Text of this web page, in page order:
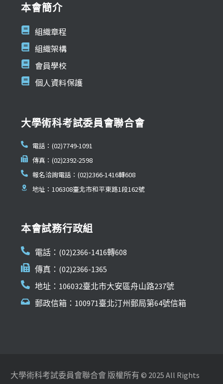
本會簡介
組織章程
組織架構
會員學校
個人資料保護
大學術科考試委員會聯合會
電話：(02)7749-1091
傳真：(02)2392-2598
報名洽詢電話：(02)2366-1416轉608
地址：106308臺北市和平東路1段162號
本會試務行政組
電話：(02)2366-1416轉608
傳真：(02)2366-1365
地址：106032臺北市大安區舟山路237號
郵政信箱：100971臺北汀州郵局第64號信箱
大學術科考試委員會聯合會 版權所有 © 2025 All Rights